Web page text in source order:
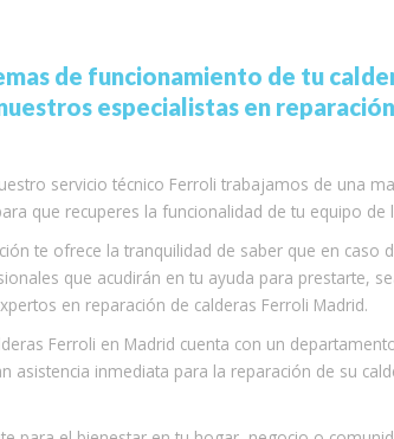
de funcionamiento de tu
especialistas en
servicio técnico Ferroli trabajamos de una
que recuperes la funcionalidad de tu equipo de
te ofrece la tranquilidad de saber que en caso
que acudirán en tu ayuda para prestarte,
en reparación de calderas Ferroli Madrid.
Ferroli en Madrid cuenta con un
asistencia inmediata para la reparación de su